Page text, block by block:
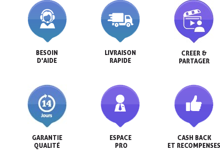
BESOIN
D'AIDE
LIVRAISON
RAPIDE
CREER &
PARTAGER
GARANTIE
QUALITÉ
ESPACE
PRO
CASH BACK
ET